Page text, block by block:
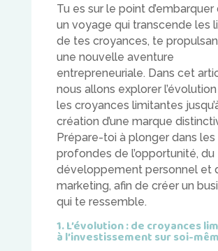
Tu es sur le point d’embarquer
un voyage qui transcende les
de tes croyances, te
une nouvelle aventure
entrepreneuriale. Dans cet
nous allons explorer
les croyances limitantes
création d’une marque
Prépare-toi à plonger dans les
profondes de l’opportunité, du
développement personnel et
marketing, afin de créer un
qui te ressemble.
1. L’évolution : de croyances
à l’investissement sur soi-